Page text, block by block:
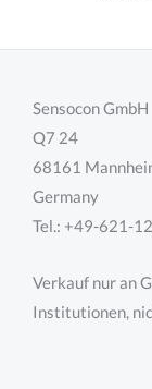
Sensocon GmbH
Q7 24
68161
Germany
Tel.: +49-621-
Verkauf nur an
Institutionen,